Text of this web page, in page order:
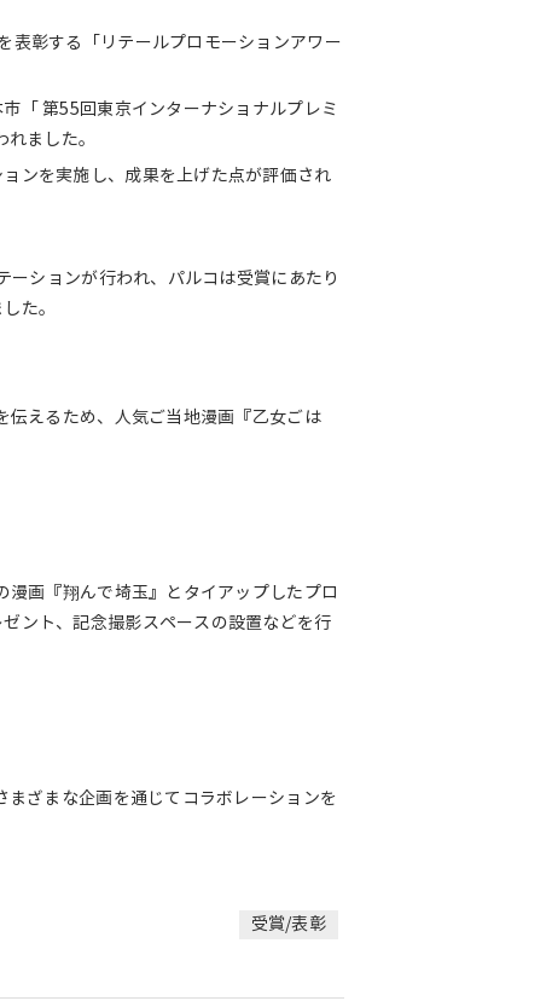
表彰する「リテールプロモーションアワー
「 第55回東京インターナショナルプレミ
ました。
ンを実施し、成果を上げた点が評価され
ションが行われ、パルコは受賞にあたり
た。
伝えるため、人気ご当地漫画『乙女ごは
画『翔んで埼玉』とタイアップしたプロ
ント、記念撮影スペースの設置などを行
ざまな企画を通じてコラボレーションを
受賞/表彰